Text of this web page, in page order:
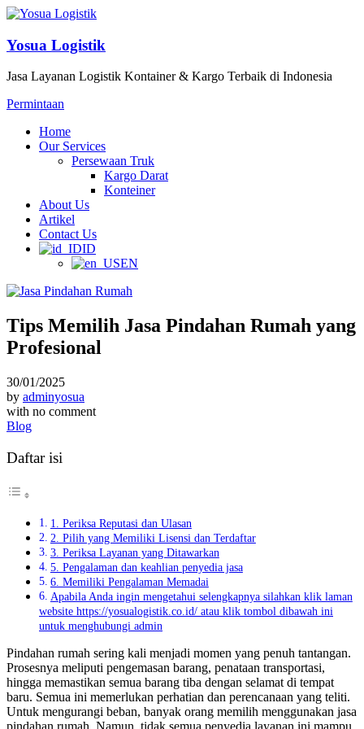
Yosua Logistik
Jasa Layanan Logistik Kontainer & Kargo Terbaik di Indonesia
Permintaan
Home
Our Services
Persewaan Truk
Kargo Darat
Konteiner
About Us
Artikel
Contact Us
ID
EN
Tips Memilih Jasa Pindahan Rumah yang
Profesional
30/01/2025
by adminyosua
with no comment
Blog
Daftar isi
1. Periksa Reputasi dan Ulasan
2. Pilih yang Memiliki Lisensi dan Terdaftar
3. Periksa Layanan yang Ditawarkan
5. Pengalaman dan keahlian penyedia jasa
6. Memiliki Pengalaman Memadai
Apabila Anda ingin mengetahui selengkapnya silahkan klik laman
website https://yosualogistik.co.id/ atau klik tombol dibawah ini
untuk menghubungi admin
Pindahan rumah sering kali menjadi momen yang penuh tantangan.
Prosesnya meliputi pengemasan barang, penataan transportasi,
hingga memastikan semua barang tiba dengan selamat di tempat
baru. Semua ini memerlukan perhatian dan perencanaan yang teliti.
Untuk mengurangi beban, banyak orang memilih menggunakan jasa
pindahan rumah. Namun, tidak semua penyedia layanan ini mampu